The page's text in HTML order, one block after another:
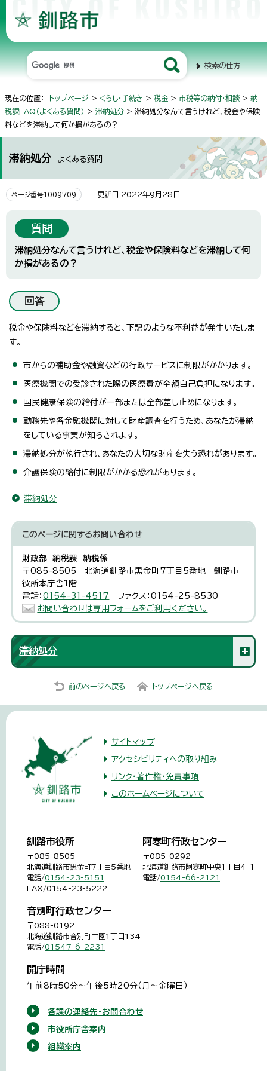
検索の仕方
現在の位置： トップページ > くらし・手続き > 税金> 市税等の納付・相談 > 納
税課FAQ（よくある質問） > 滞納処分 > 滞納処分なんて言うけれど、税金や保険
料などを滞納して何か損があるの？
滞納処分 よくある質問
ページ番号1009709 更新日 2022年9月28日
質問
滞納処分なんて言うけれど、税金や保険料などを滞納して何
か損があるの？
回答
税金や保険料などを滞納すると、下記のような不利益が発生いたしま
す。
市からの補助金や融資などの行政サービスに制限がかかります。
医療機関での受診された際の医療費が全額自己負担になります。
国民健康保険の給付が一部または全部差し止めになります。
勤務先や各金融機関に対して財産調査を行うため、あなたが滞納
をしている事実が知らされます。
滞納処分が執行され、あなたの大切な財産を失う恐れがあります。
介護保険の給付に制限がかかる恐れがあります。
滞納処分
このページに関するお問い合わせ
財政部 納税課 納税係
〒085-8505 北海道釧路市黒金町7丁目5番地 釧路市
役所本庁舎1階
電話：0154-31-4517
ファクス：0154-25-8530
お問い合わせは専用フォームをご利用ください。
滞納処分
前のページへ戻る トップページへ戻る
サイトマップ
アクセシビリティへの取り組み
リンク・著作権・免責事項
このホームページについて
釧路市役所
〒085-8505
北海道釧路市黒金町7丁目5番地
電話/0154-23-5151
FAX/0154-23-5222
阿寒町行政センター
〒085-0292
北海道釧路市阿寒町中央1丁目4-1
電話/0154-66-2121
音別町行政センター
〒088-0192
北海道釧路市音別町中園1丁目134
電話/01547-6-2231
開庁時間
午前8時50分～午後5時20分（月～金曜日）
各課の連絡先・お問合わせ
市役所庁舎案内
組織案内